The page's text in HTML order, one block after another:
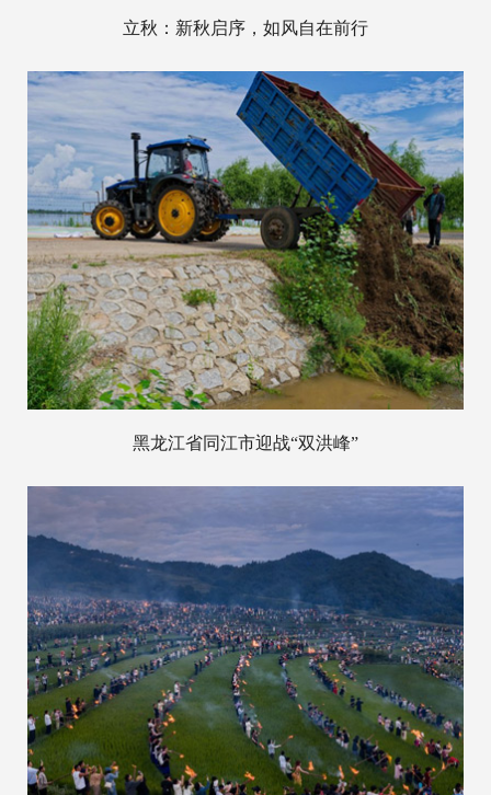
立秋：新秋启序，如风自在前行
黑龙江省同江市迎战“双洪峰”